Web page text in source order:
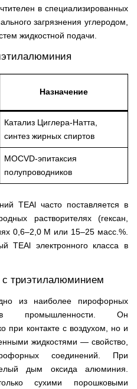
в специализированных
загрязнения углеродом,
жидкостной подачи.
Назначение
Катализ Циглера-Натта,
синтез жирных спиртов
MOCVD-эпитаксия
полупроводников
TEAl часто поставляется в
растворителях (гексан,
0,6–2,0 М или 15–25 масс.%.
TEAl электронного класса в
с триэтилалюминием
из наиболее пирофорных
промышленности. Он
при контакте с воздухом, но и
жидкостями — свойство,
соединений. При
дым оксида алюминия.
сухими порошковыми